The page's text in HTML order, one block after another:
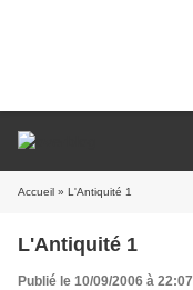
Accueil » L'Antiquité 1
L'Antiquité 1
Publié le 10/09/2006 à 22:07